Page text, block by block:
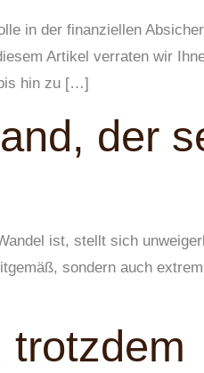
in der finanziellen
Artikel verraten wir
hin zu […]
der
ist, stellt sich
sondern auch
trotzdem